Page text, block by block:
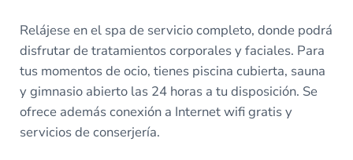
Relájese en el spa de servicio completo, donde podrá
disfrutar de tratamientos corporales y faciales. Para
tus momentos de ocio, tienes piscina cubierta, sauna
y gimnasio abierto las 24 horas a tu disposición. Se
ofrece además conexión a Internet wifi gratis y
servicios de conserjería.